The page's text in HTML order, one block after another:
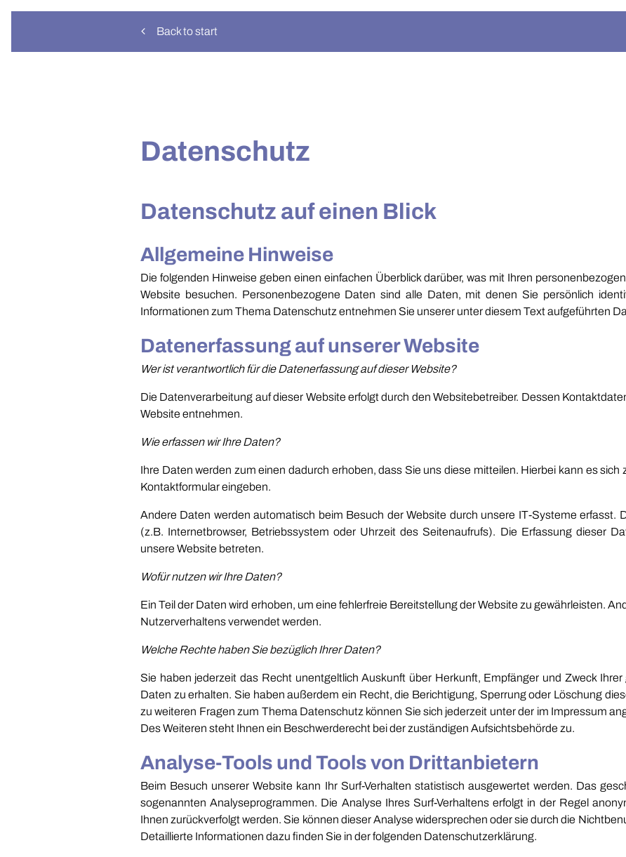
Back to start
Datenschutz
Datenschutz auf einen Blick
Allgemeine Hinweise
Die folgenden Hinweise geben einen einfachen Überblick darüber, was mit Ihren
Website besuchen. Personenbezogene Daten sind alle Daten, mit denen Sie persönlich
Informationen zum Thema Datenschutz entnehmen Sie unserer unter diesem Text aufgeführten
Datenerfassung auf unserer Website
Wer ist verantwortlich für die Datenerfassung auf dieser Website?
Die Datenverarbeitung auf dieser Website erfolgt durch den Websitebetreiber. Dessen
Website entnehmen.
Wie erfassen wir Ihre Daten?
Ihre Daten werden zum einen dadurch erhoben, dass Sie uns diese mitteilen. Hierbei kann es sich
Kontaktformular eingeben.
Andere Daten werden automatisch beim Besuch der Website durch unsere IT-Systeme erfasst.
(z.B. Internetbrowser, Betriebssystem oder Uhrzeit des Seitenaufrufs). Die Erfassung dieser
unsere Website betreten.
Wofür nutzen wir Ihre Daten?
Ein Teil der Daten wird erhoben, um eine fehlerfreie Bereitstellung der Website zu gewährleisten.
Nutzerverhaltens verwendet werden.
Welche Rechte haben Sie bezüglich Ihrer Daten?
Sie haben jederzeit das Recht unentgeltlich Auskunft über Herkunft, Empfänger und Zweck
Daten zu erhalten. Sie haben außerdem ein Recht, die Berichtigung, Sperrung oder Löschung
zu weiteren Fragen zum Thema Datenschutz können Sie sich jederzeit unter der im Impressum
Des Weiteren steht Ihnen ein Beschwerderecht bei der zuständigen Aufsichtsbehörde zu.
Analyse-Tools und Tools von Drittanbietern
Beim Besuch unserer Website kann Ihr Surf-Verhalten statistisch ausgewertet werden. Das
sogenannten Analyseprogrammen. Die Analyse Ihres Surf-Verhaltens erfolgt in der Regel
Ihnen zurückverfolgt werden. Sie können dieser Analyse widersprechen oder sie durch die
Detaillierte Informationen dazu finden Sie in der folgenden Datenschutzerklärung.